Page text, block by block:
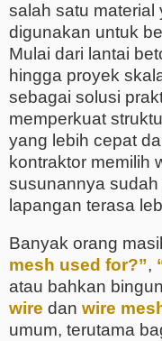
salah satu material
digunakan untuk
Mulai dari lantai
hingga proyek
sebagai solusi
memperkuat
yang lebih cepat
kontraktor memilih
susunannya
lapangan terasa
Banyak orang
mesh used for?”,
atau bahkan
wire dan wire
umum, terutama